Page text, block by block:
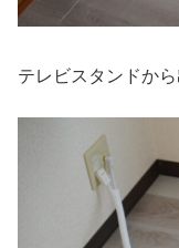
テレビスタンドか